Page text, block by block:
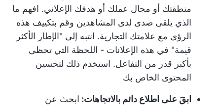
منطقتك أو مجال عملك أو هدفك الإعلاني. افهم ما
الذي يلقى صدى لدى المشاهدين وقم بتكييف هذه
الرؤى مع علامتك التجارية. انتبه إلى "الإطار الأكثر
قيمة" في هذه الإعلانات - اللحظة التي تحظى
بأكبر قدر من التفاعل. استخدم ذلك لتحسين
المحتوى الخاص بك
ابقَ على اطلاع دائم بالاتجاهات: ابحث عن